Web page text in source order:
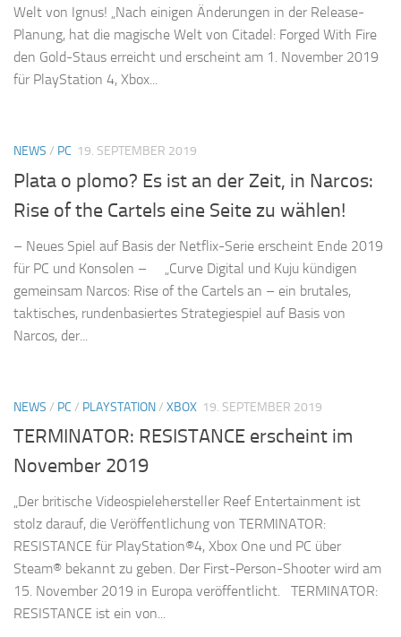
Welt von Ignus! „Nach einigen Änderungen in der Release-
Planung, hat die magische Welt von Citadel: Forged With Fire
den Gold-Staus erreicht und erscheint am 1. November 2019
für PlayStation 4, Xbox...
NEWS / PC 19. SEPTEMBER 2019
Plata o plomo? Es ist an der Zeit, in Narcos:
Rise of the Cartels eine Seite zu wählen!
– Neues Spiel auf Basis der Netflix-Serie erscheint Ende 2019
für PC und Konsolen – „Curve Digital und Kuju kündigen
gemeinsam Narcos: Rise of the Cartels an – ein brutales,
taktisches, rundenbasiertes Strategiespiel auf Basis von
Narcos, der...
NEWS / PC / PLAYSTATION/ XBOX 19. SEPTEMBER 2019
TERMINATOR: RESISTANCE erscheint im
November 2019
„Der britische Videospielehersteller Reef Entertainment ist
stolz darauf, die Veröffentlichung von TERMINATOR:
RESISTANCE für PlayStation®4, Xbox One und PC über
Steam® bekannt zu geben. Der First-Person-Shooter wird am
15. November 2019 in Europa veröffentlicht. TERMINATOR:
RESISTANCE ist ein von...